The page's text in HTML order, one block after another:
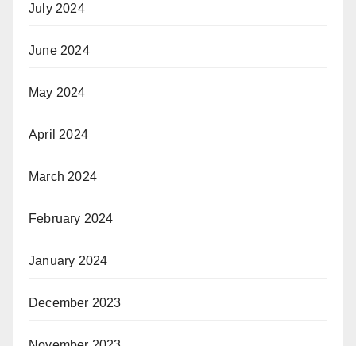
July 2024
June 2024
May 2024
April 2024
March 2024
February 2024
January 2024
December 2023